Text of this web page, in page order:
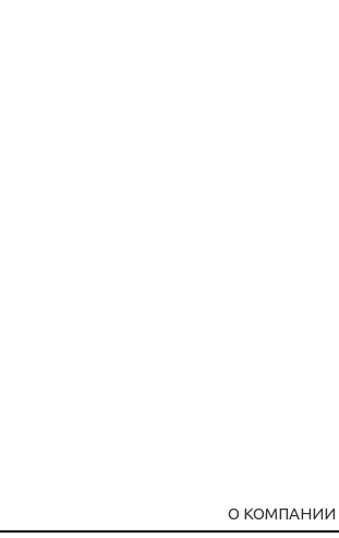
О КОМПАНИИ